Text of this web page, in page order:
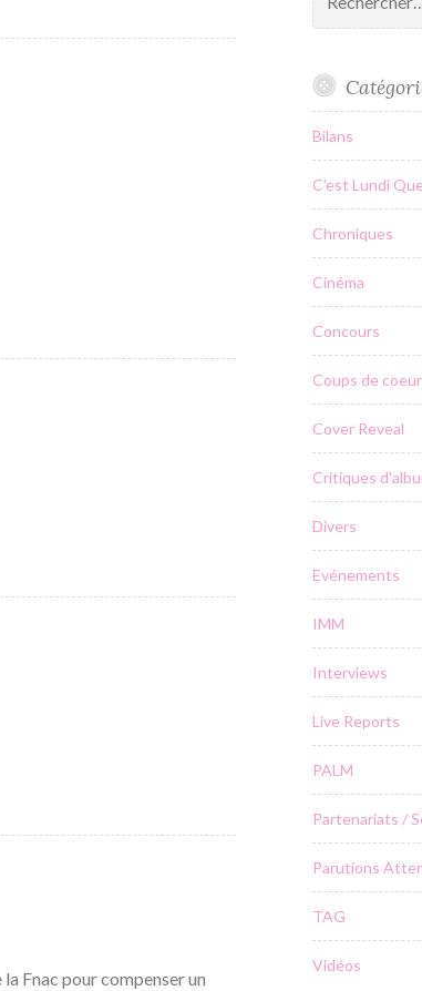
Fnac pour compenser un
Bilans
C'est Lundi
Chroniques
Cinéma
Concours
Coups de coeur
Cover Reveal
Critiques
Divers
Evénements
IMM
Interviews
Live Reports
PALM
Partenariats /
Parutions
TAG
Vidéos